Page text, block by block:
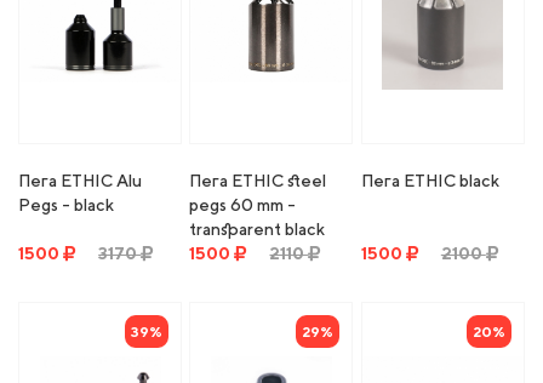
Пега ETHIC Alu
Pegs - black
1500 3170
Пега ETHIC steel
pegs 60 mm -
transparent black
1500
2110
Пега ETHIC black
1500 2100
39% 29% 20%